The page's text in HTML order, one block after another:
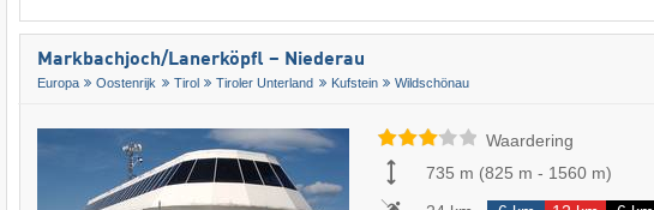
Markbachjoch/​Lanerköpfl – Niederau
Europa Oostenrijk Tirol Tiroler Unterland Kufstein Wildschönau
Waardering
735 m (825 m - 1560 m)